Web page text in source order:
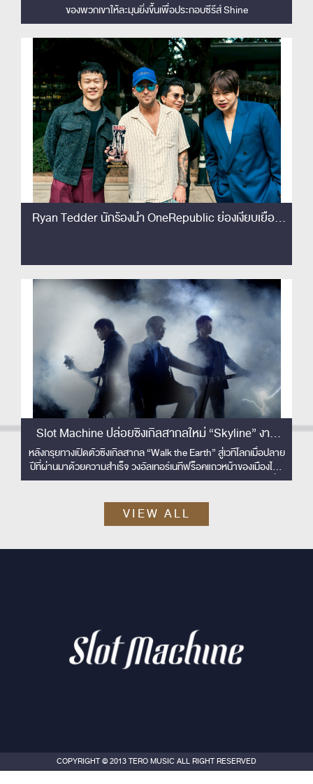
ของพวกเขาให้ละมุนยิ่งขึ้นเพื่อประกอบซีรีส์ Shine
Ryan Tedder นักร้องนำ OneRepublic ย่องเงียบเยือน
Slot Machine ปล่อยซิงเกิลสากลใหม่ “Skyline” งาน
ดนตรีปลดจินตนาการเหนือขอบฟ้า พร้อมส่งมิวสิควิดีโอ
คอนเซปต์ล้ำ ไร้ขีดจำกัด !!
หลังกรุยทางเปิดตัวซิงเกิลสากล “Walk the Earth” สู่เวทีโลกเมื่อปลาย
ปีที่ผ่านมาด้วยความสำเร็จ วงอัลเทอร์เนทีฟร็อคแถวหน้าของเมืองไทย
Slot Machine ค่าย Tero Music ได้เวลาปล่อยซิงเกิลสากลลำดับที่ 2
VIEW ALL
COPYRIGHT © 2013 TERO MUSIC ALL RIGHT RESERVED